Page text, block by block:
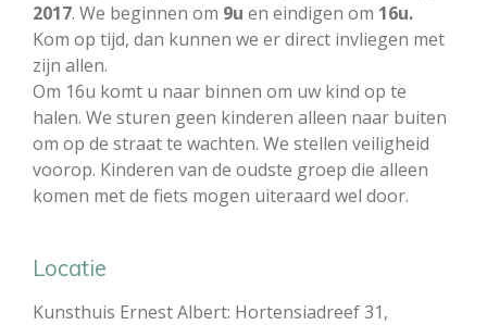
2017. We beginnen om 9u en eindigen om 16u.
Kom op tijd, dan kunnen we er direct invliegen met
zijn allen.
Om 16u komt u naar binnen om uw kind op te
halen. We sturen geen kinderen alleen naar buiten
om op de straat te wachten. We stellen veiligheid
voorop. Kinderen van de oudste groep die alleen
komen met de fiets mogen uiteraard wel door.
Locatie
Kunsthuis Ernest Albert: Hortensiadreef 31,